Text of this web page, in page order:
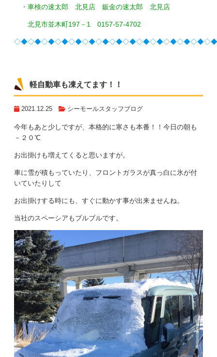
・車検の速太郎 北見店 鈑金の速太郎 北見店
北見市並木町197－1 0157-57-4702
軽自動車も凍えてます！！
2021.12.25 シーモールスタッフブログ
今年もあと少しですが、本格的に寒さも本番！！今日の朝も
－２０℃
お出掛けも増えてくると思いますが。
車に雪が積もっていたり、フロントガラスが真っ白に氷が付
いていたりして
お出掛けする時にも、すぐに動かす事が出来ませんね。
当社のスペーシアもブルブルです。